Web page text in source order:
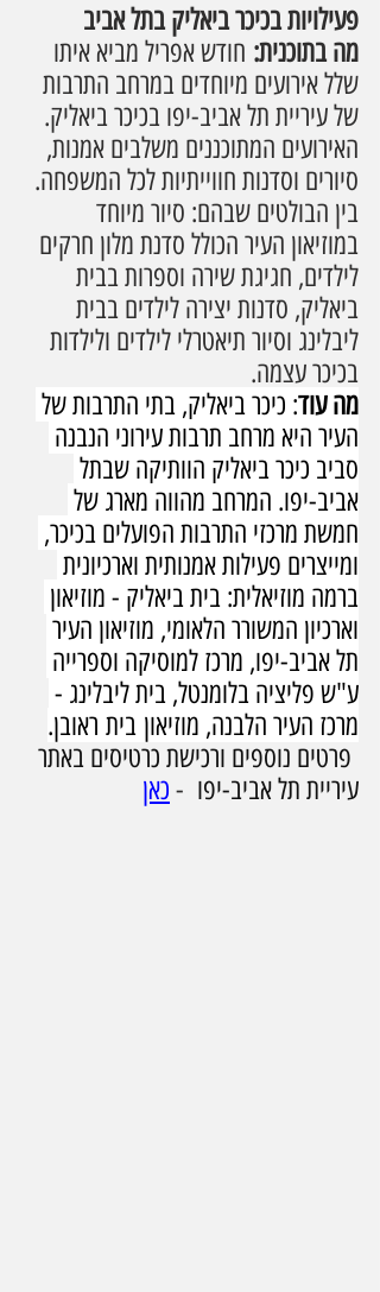
פעילויות בכיכר ביאליק בתל אביב
מה בתוכנית: חודש אפריל מביא איתו
שלל אירועים מיוחדים במרחב התרבות
של עיריית תל אביב-יפו בכיכר ביאליק.
האירועים המתוכננים משלבים אמנות,
סיורים וסדנות חווייתיות לכל המשפחה.
בין הבולטים שבהם: סיור מיוחד
במוזיאון העיר הכולל סדנת מלון חרקים
לילדים, חגיגת שירה וספרות בבית
ביאליק, סדנות יצירה לילדים בבית
ליבלינג וסיור תיאטרלי לילדים ולילדות
בכיכר עצמה.
מה עוד: כיכר ביאליק, בתי התרבות של
העיר היא מרחב תרבות עירוני הנבנה
סביב כיכר ביאליק הוותיקה שבתל
אביב-יפו. המרחב מהווה מארג של
חמשת מרכזי התרבות הפועלים בכיכר,
ומייצרים פעילות אמנותית וארכיונית
ברמה מוזיאלית: בית ביאליק - מוזיאון
וארכיון המשורר הלאומי, מוזיאון העיר
תל אביב-יפו, מרכז למוסיקה וספרייה
ע"ש פליציה בלומנטל, בית ליבלינג -
מרכז העיר הלבנה, מוזיאון בית ראובן.
פרטים נוספים ורכישת כרטיסים באתר
עיריית תל אביב-יפו - כאן